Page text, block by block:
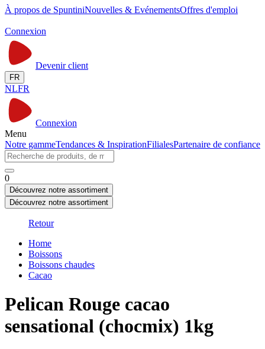
À propos de SpuntiniNouvelles & EvénementsOffres d'emploi
Connexion
Devenir client
FR
NLFR
Connexion
Menu
Notre gammeTendances & InspirationFilialesPartenaire de confiance
0
Découvrez notre assortiment
Découvrez notre assortiment
Retour
Home
Boissons
Boissons chaudes
Cacao
Pelican Rouge cacao
sensational (chocmix) 1kg